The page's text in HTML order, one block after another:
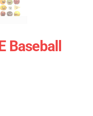
Baseball